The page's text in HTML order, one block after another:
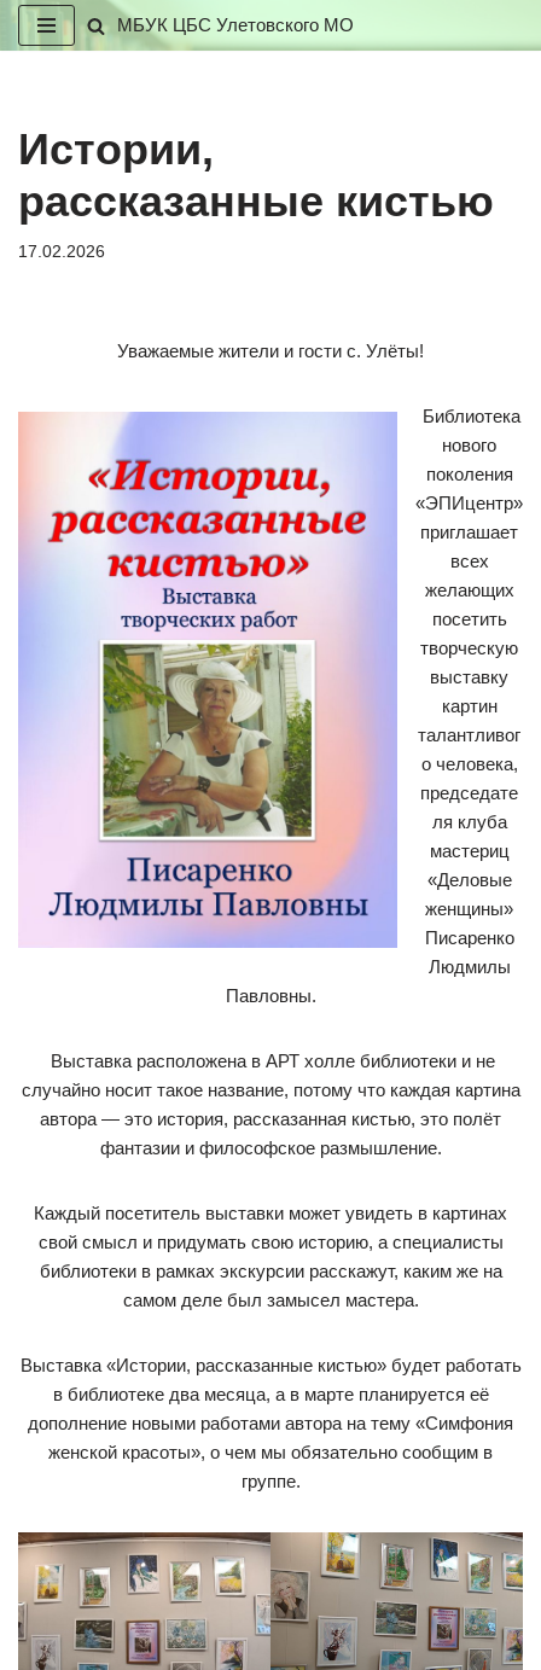
МБУК ЦБС Улетовского МО
Истории,
рассказанные кистью
17.02.2026
Уважаемые жители и гости с. Улёты!
Библиотека
нового
поколения
«ЭПИцентр»
приглашает
всех
желающих
посетить
творческую
выставку
картин
талантливог
о человека,
председате
ля клуба
мастериц
«Деловые
женщины»
Писаренко
Людмилы
Павловны.
Выставка расположена в АРТ холле библиотеки и не
случайно носит такое название, потому что каждая картина
автора — это история, рассказанная кистью, это полёт
фантазии и философское размышление.
Каждый посетитель выставки может увидеть в картинах
свой смысл и придумать свою историю, а специалисты
библиотеки в рамках экскурсии расскажут, каким же на
самом деле был замысел мастера.
Выставка «Истории, рассказанные кистью» будет работать
в библиотеке два месяца, а в марте планируется её
дополнение новыми работами автора на тему «Симфония
женской красоты», о чем мы обязательно сообщим в
группе.